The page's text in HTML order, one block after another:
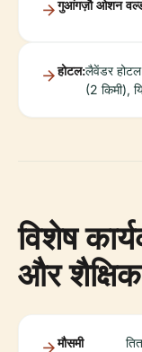
गुआंगज़ौ ओशन
होटल:लैवेंडर
(2 किमी),
विशेष
और
मौसमी